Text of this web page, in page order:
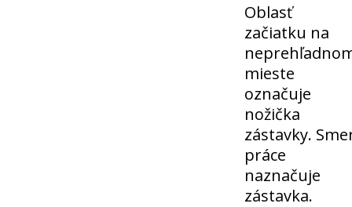
Oblasť
začiatku na
mieste
označuje
nožička
zástavky.
práce
naznačuje
zástavka.